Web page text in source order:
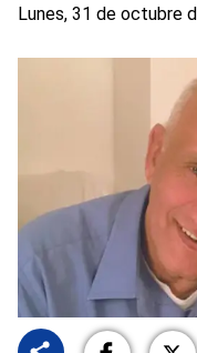
Lunes, 31 de octubre